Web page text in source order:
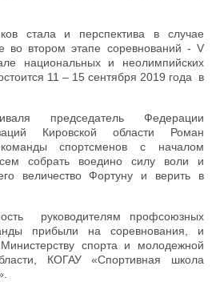
стала и перспектива в случае
во втором этапе соревнований - V
национальных и неолимпийских
11 – 15 сентября 2019 года в
председатель Федерации
Кировской области Роман
спортсменов с началом
собрать воедино силу воли и
величество Фортуну и верить в
руководителям профсоюзных
прибыли на соревнования, и
спорта и молодежной
КОГАУ «Спортивная школа